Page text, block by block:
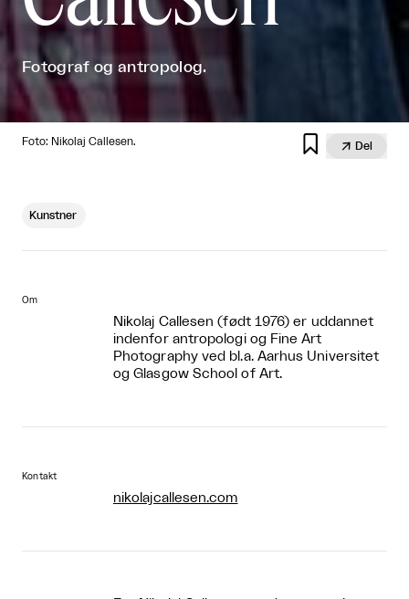
Fotograf og antropolog.
Foto: Nikolaj Callesen.   Del
Kunstner
Om
Nikolaj Callesen (født 1976) er uddannet
indenfor antropologi og Fine Art
Photography ved bl.a. Aarhus Universitet
og Glasgow School of Art.
Kontakt
nikolajcallesen.com